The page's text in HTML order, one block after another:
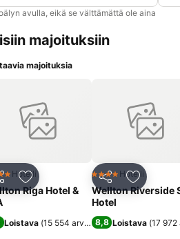
avulla, eikä se välttämättä ole aina
majoituksiin
majoituksia
Lisää suosikkeihin
Hotelli
Riga Hotel &
Loistava (15 554 arviota)
Jaa Lisää
4 Tähtiluokitus
Hotelli
Wellton Riverside
Hotel
8,8 Loistava (17